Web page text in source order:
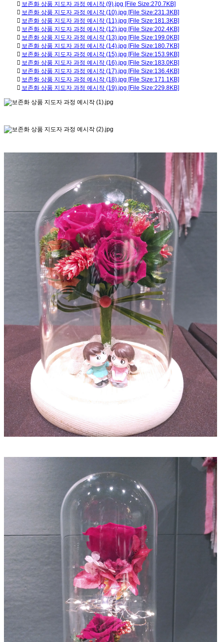
보존화 상품 지도자 과정 예시작 (9).jpg [File Size:270.7KB]
보존화 상품 지도자 과정 예시작 (10).jpg [File Size:231.3KB]
보존화 상품 지도자 과정 예시작 (11).jpg [File Size:181.3KB]
보존화 상품 지도자 과정 예시작 (12).jpg [File Size:202.4KB]
보존화 상품 지도자 과정 예시작 (13).jpg [File Size:199.0KB]
보존화 상품 지도자 과정 예시작 (14).jpg [File Size:180.7KB]
보존화 상품 지도자 과정 예시작 (15).jpg [File Size:153.9KB]
보존화 상품 지도자 과정 예시작 (16).jpg [File Size:183.0KB]
보존화 상품 지도자 과정 예시작 (17).jpg [File Size:136.4KB]
보존화 상품 지도자 과정 예시작 (18).jpg [File Size:171.1KB]
보존화 상품 지도자 과정 예시작 (19).jpg [File Size:229.8KB]